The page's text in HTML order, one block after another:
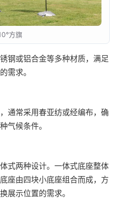
方旗
钢或铝合金等多种材质，满足
需求。
通常采用春亚纺或经编布，确
气候条件。
式两种设计。一体式底座整体
座由四块小底座组合而成，方
展示位置的需求。